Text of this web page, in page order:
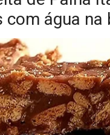
água na